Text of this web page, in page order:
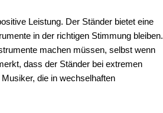
Leistung. Der Ständer bietet eine
in der richtigen Stimmung bleiben.
machen müssen, selbst wenn
dass der Ständer bei extremen
die in wechselhaften